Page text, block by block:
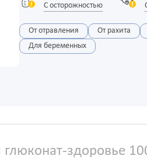
С осторожностью
От отравления От рахита
Для беременных
глюконат-здоровье